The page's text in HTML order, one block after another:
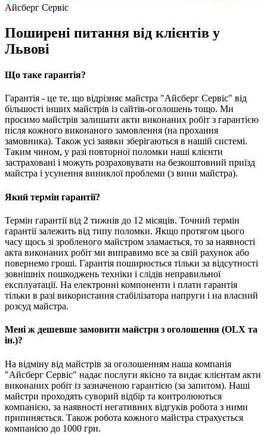
Айсберг Сервіс
Поширені питання від клієнтів у
Львові
Що таке гарантія?
Гарантія - це те, що відрізняє майстра "Айсберг Сервіс" від
більшості інших майстрів із сайтів-оголошень тощо. Ми
просимо майстрів залишати акти виконаних робіт з гарантією
після кожного виконаного замовлення (на прохання
замовника). Також усі заявки зберігаються в нашій системі.
Таким чином, у разі повторної поломки наші клієнти
застраховані і можуть розраховувати на безкоштовний приїзд
майстра і усунення виниклої проблеми (з вини майстра).
Який термін гарантії?
Термін гарантії від 2 тижнів до 12 місяців. Точний термін
гарантії залежить від типу поломки. Якщо протягом цього
часу щось зі зробленого майстром зламається, то за наявності
акта виконаних робіт ми виправимо все за свій рахунок або
повернемо гроші. Гарантія поширюється тільки за відсутності
зовнішніх пошкоджень техніки і слідів неправильної
експлуатації. На електронні компоненти і плати гарантія
тільки в разі використання стабілізатора напруги і на власний
розсуд майстра.
Мені ж дешевше замовити майстри з оголошення (OLX та
ін.)?
На відміну від майстрів за оголошенням наша компанія
"Айсберг Сервіс" надає послуги якісно та видає клієнтам акти
виконаних робіт із зазначеною гарантією (за запитом). Наші
майстри проходять суворий відбір та контролюються
компанією, за наявності негативних відгуків робота з ними
припиняється. Також робота кожного майстра страхується
компанією до 1000 грн.